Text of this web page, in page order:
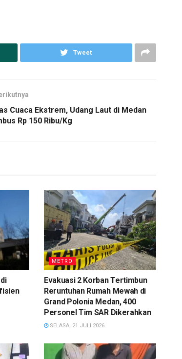
Tweet
Cuaca Ekstrem, Udang Laut di Medan
Rp 150 Ribu/Kg
METRO
Evakuasi 2 Korban Tertimbun
Reruntuhan Rumah Mewah di
Grand Polonia Medan, 400
Personel Tim SAR Dikerahkan
SELASA, 21 JULI 2026